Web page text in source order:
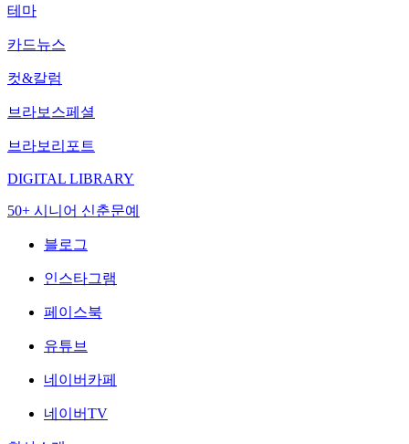
테마
카드뉴스
컷&칼럼
브라보스페셜
브라보리포트
DIGITAL LIBRARY
50+ 시니어 신춘문예
블로그
인스타그램
페이스북
유튜브
네이버카페
네이버TV